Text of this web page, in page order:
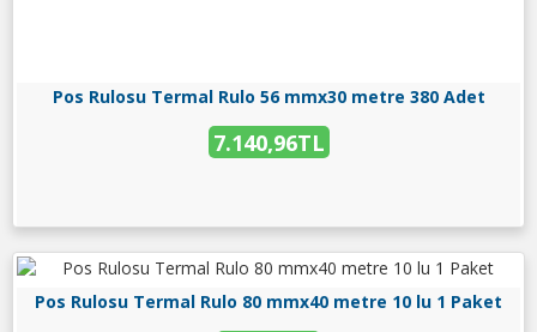
Pos Rulosu Termal Rulo 56 mmx30 metre 380 Adet
7.140,96TL
Pos Rulosu Termal Rulo 80 mmx40 metre 10 lu 1 Paket